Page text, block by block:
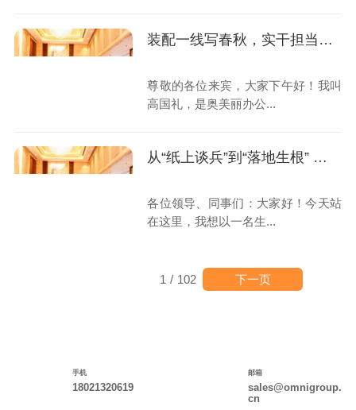
装配一线写春秋，实干担当赴新程
尊敬的各位来宾，大家下午好！我叫
高国礼，是奥美丽办公...
从“纸上谈兵”到“落地生根” ——一名生产计划员的成长蜕变
各位领导、同事们：大家好！今天站
在这里，我想以一名生...
1 / 102 下一页
手机
18021320619
邮箱
sales@omnigroup.
cn